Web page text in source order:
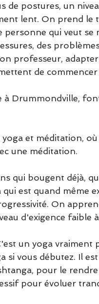
de postures, un
lent. On prend le
personne qui veut se
des
professeur,
de commencer
à Drummondville,
yoga et méditation,
une méditation.
qui bougent déjà,
est quand même
On
d'exigence faible
un yoga vraiment
si vous débutez. Il
pour le
pour évoluer